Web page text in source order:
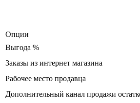
Опции
Выгода %
Заказы из интернет магазина
Рабочее место продавца
Дополнительный канал продажи